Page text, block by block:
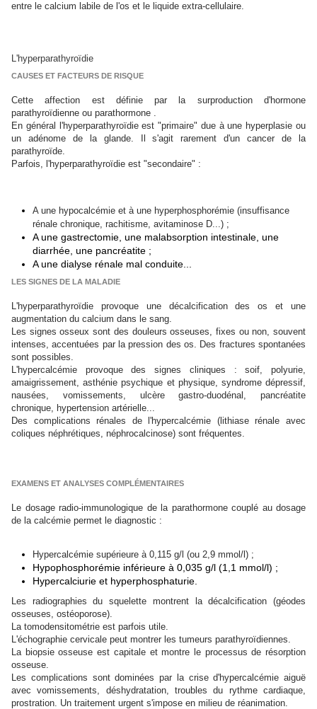
entre le calcium labile de l'os et le liquide extra-cellulaire.
L'hyperparathyroïdie
CAUSES ET FACTEURS DE RISQUE
Cette affection est définie par la surproduction d'hormone
parathyroïdienne ou parathormone .
En général l'hyperparathyroïdie est "primaire" due à une hyperplasie ou
un adénome de la glande. Il s'agit rarement d'un cancer de la
parathyroïde.
Parfois, l'hyperparathyroïdie est "secondaire" :
A une hypocalcémie et à une hyperphosphorémie (insuffisance
rénale chronique, rachitisme, avitaminose D...) ;
A une gastrectomie, une malabsorption intestinale, une
diarrhée, une pancréatite ;
A une dialyse rénale mal conduite...
LES SIGNES DE LA MALADIE
L'hyperparathyroïdie provoque une décalcification des os et une
augmentation du calcium dans le sang.
Les signes osseux sont des douleurs osseuses, fixes ou non, souvent
intenses, accentuées par la pression des os. Des fractures spontanées
sont possibles.
L'hypercalcémie provoque des signes cliniques : soif, polyurie,
amaigrissement, asthénie psychique et physique, syndrome dépressif,
nausées, vomissements, ulcère gastro-duodénal, pancréatite
chronique, hypertension artérielle...
Des complications rénales de l'hypercalcémie (lithiase rénale avec
coliques néphrétiques, néphrocalcinose) sont fréquentes.
EXAMENS ET ANALYSES COMPLÉMENTAIRES
Le dosage radio-immunologique de la parathormone couplé au dosage
de la calcémie permet le diagnostic :
Hypercalcémie supérieure à 0,115 g/l (ou 2,9 mmol/l) ;
Hypophosphorémie inférieure à 0,035 g/l (1,1 mmol/l) ;
Hypercalciurie et hyperphosphaturie.
Les radiographies du squelette montrent la décalcification (géodes
osseuses, ostéoporose).
La tomodensitométrie est parfois utile.
L'échographie cervicale peut montrer les tumeurs parathyroïdiennes.
La biopsie osseuse est capitale et montre le processus de résorption
osseuse.
Les complications sont dominées par la crise d'hypercalcémie aiguë
avec vomissements, déshydratation, troubles du rythme cardiaque,
prostration. Un traitement urgent s'impose en milieu de réanimation.